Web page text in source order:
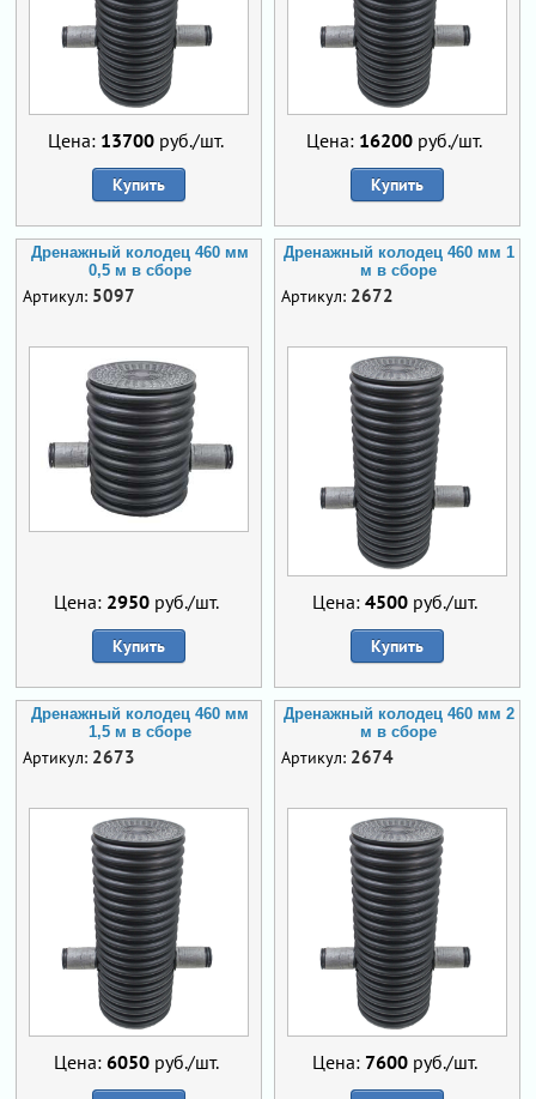
Цена: 13700 руб./шт.
Купить
Цена: 16200 руб./шт.
Купить
Дренажный колодец 460 мм
0,5 м в сборе
Артикул: 5097
Цена: 2950руб./шт.
Купить
Дренажный колодец 460 мм 1
м в сборе
Артикул: 2672
Цена: 4500руб./шт.
Купить
Дренажный колодец 460 мм
1,5 м в сборе
Артикул: 2673
Цена: 6050руб./шт.
Дренажный колодец 460 мм 2
м в сборе
Артикул: 2674
Цена: 7600руб./шт.